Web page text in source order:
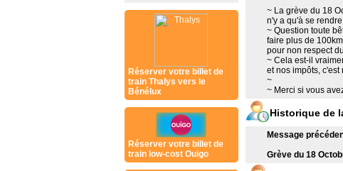
Réserver votre billet de
train Thalys vers le
Bénélux
Réserver votre billet de
train low-cost Ouigo
~ La grève du 18
n'y a qu'à se
~ Question toute
faire plus de
pour non respect
~ Cela est-il
et nos impôts,
~
~ Merci si vous
Historique de
Message
Grève du 18